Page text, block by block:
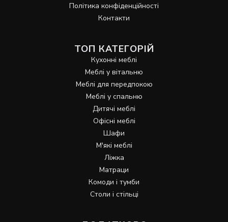
Політика конфіденційності
Контакти
ТОП КАТЕГОРІЙ
Кухонні меблі
Меблі у вітальню
Меблі для передпокою
Меблі у спальню
Дитячі меблі
Офісні меблі
Шафи
М'які меблі
Ліжка
Матраци
Комоди і тумби
Столи і стільці